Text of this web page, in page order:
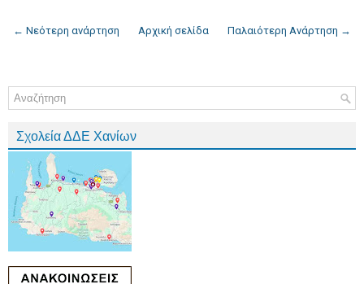
← Νεότερη ανάρτηση Παλαιότερη Ανάρτηση →
Αρχική σελίδα
Σχολεία ΔΔΕ Χανίων